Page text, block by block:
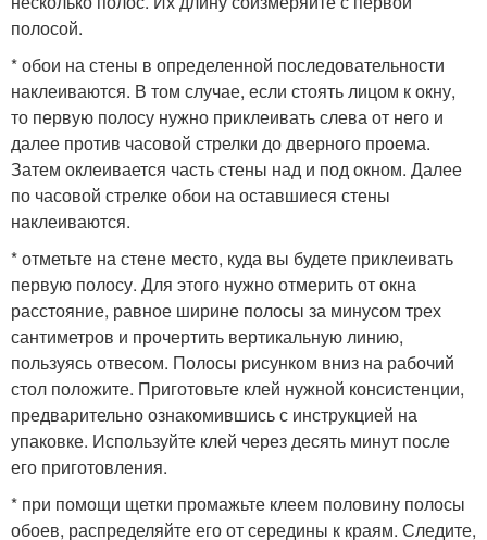
полосой.
* обои на стены в определенной последовательности
наклеиваются. В том случае, если стоять лицом к окну,
то первую полосу нужно приклеивать слева от него и
далее против часовой стрелки до дверного проема.
Затем оклеивается часть стены над и под окном. Далее
по часовой стрелке обои на оставшиеся стены
наклеиваются.
* отметьте на стене место, куда вы будете приклеивать
первую полосу. Для этого нужно отмерить от окна
расстояние, равное ширине полосы за минусом трех
сантиметров и прочертить вертикальную линию,
пользуясь отвесом. Полосы рисунком вниз на рабочий
стол положите. Приготовьте клей нужной консистенции,
предварительно ознакомившись с инструкцией на
упаковке. Используйте клей через десять минут после
его приготовления.
* при помощи щетки промажьте клеем половину полосы
обоев, распределяйте его от середины к краям. Следите,